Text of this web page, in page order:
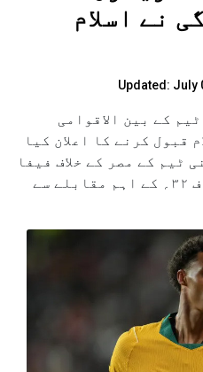
نے اسلام
Updated: July
کے بین الاقوامی
قبول کرنے کا اعلان کیا
ٹیم کے مصر کے خلاف فیفا
ورلڈ کپ۲۰۲۶ء کے راؤنڈ آف ۳۲؍ کے اہم مقابلے سے